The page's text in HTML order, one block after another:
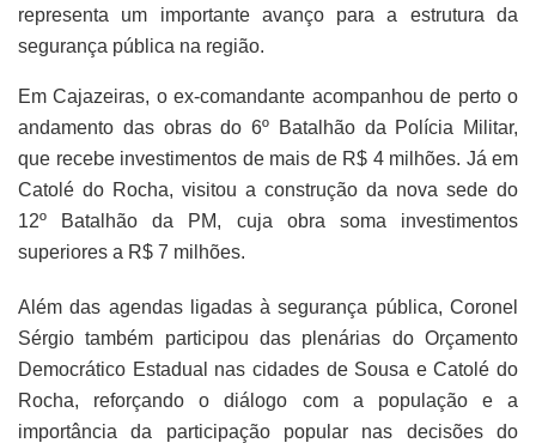
representa um importante avanço para a estrutura da
segurança pública na região.
Em Cajazeiras, o ex-comandante acompanhou de perto o
andamento das obras do 6º Batalhão da Polícia Militar,
que recebe investimentos de mais de R$ 4 milhões. Já em
Catolé do Rocha, visitou a construção da nova sede do
12º Batalhão da PM, cuja obra soma investimentos
superiores a R$ 7 milhões.
Além das agendas ligadas à segurança pública, Coronel
Sérgio também participou das plenárias do Orçamento
Democrático Estadual nas cidades de Sousa e Catolé do
Rocha, reforçando o diálogo com a população e a
importância da participação popular nas decisões do